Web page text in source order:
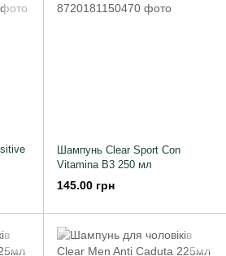
Шампунь Clear Sport Con
Vitamina B3 250 мл
145.00 грн